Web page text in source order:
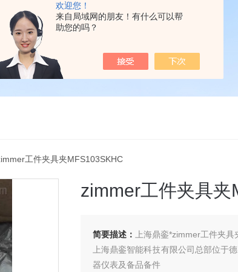
欢迎您！
来自局域网的朋友！有什么可以帮
助您的吗？
工件夹具夹MFS103SKHC
zimmer工件夹具
简要描述：
上海鼎銮*zimmer工件夹
上海鼎銮智能科技有限公司总部位于
器仪表及备品备件